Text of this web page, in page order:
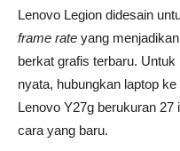
Lenovo Legion didesain
frame rate yang
berkat grafis terbaru.
nyata, hubungkan laptop
Lenovo Y27g berukuran
cara yang baru.